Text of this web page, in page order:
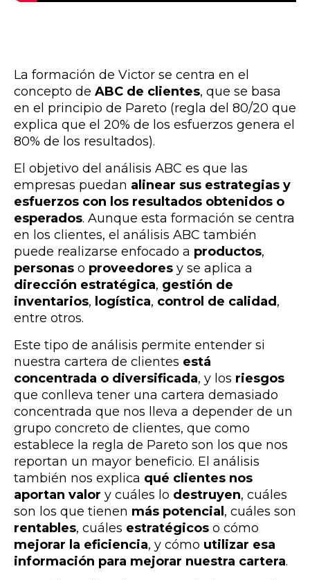
La formación de Victor se centra en el
concepto de ABC de clientes, que se basa
en el principio de Pareto (regla del 80/20 que
explica que el 20% de los esfuerzos genera el
80% de los resultados).
El objetivo del análisis ABC es que las
empresas puedan alinear sus estrategias y
esfuerzos con los resultados obtenidos o
esperados. Aunque esta formación se centra
en los clientes, el análisis ABC también
puede realizarse enfocado a productos,
personas o proveedores y se aplica a
dirección estratégica, gestión de
inventarios, logística, control de calidad ,
entre otros.
Este tipo de análisis permite entender si
nuestra cartera de clientes está
concentrada o diversificada, y los riesgos
que conlleva tener una cartera demasiado
concentrada que nos lleva a depender de un
grupo concreto de clientes, que como
establece la regla de Pareto son los que nos
reportan un mayor beneficio. El análisis
también nos explica qué clientes nos
aportan valor y cuáles lo destruyen, cuáles
son los que tienen más potencial , cuáles son
rentables, cuáles estratégicos o cómo
mejorar la eficiencia, y cómo utilizar esa
información para mejorar nuestra cartera.